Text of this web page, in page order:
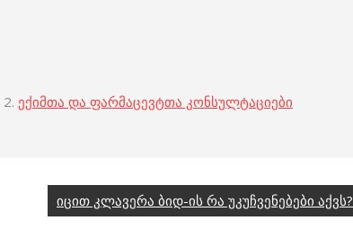
2. ექიმთა და ფარმაცევტთა კონსულტაციები
იცით კლავერა ბიდ-ის რა უკუჩვენებები აქვს?